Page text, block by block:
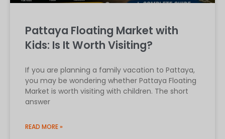
Pattaya Floating Market with
Kids: Is It Worth Visiting?
If you are planning a family vacation to Pattaya,
you may be wondering whether Pattaya Floating
Market is worth visiting with children. The short
answer
READ MORE »